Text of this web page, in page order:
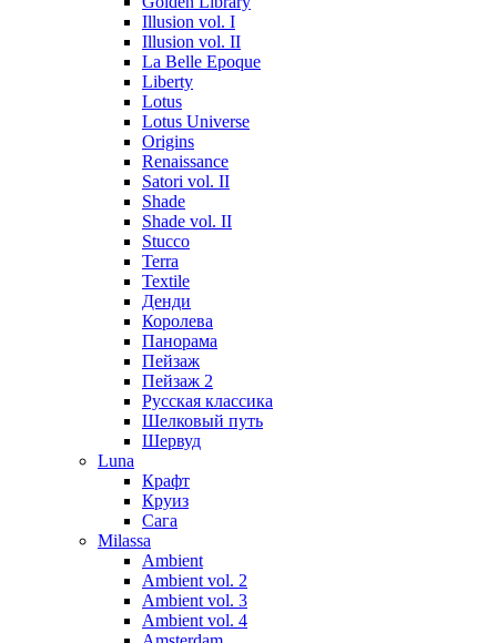
Illusion vol. I
Illusion vol. II
La Belle Epoque
Liberty
Lotus
Lotus Universe
Origins
Renaissance
Satori vol. II
Shade
Shade vol. II
Stucco
Terra
Textile
Денди
Королева
Панорама
Пейзаж
Пейзаж 2
Русская классика
Шелковый путь
Шервуд
Luna
Крафт
Круиз
Сага
Milassa
Ambient
Ambient vol. 2
Ambient vol. 3
Ambient vol. 4